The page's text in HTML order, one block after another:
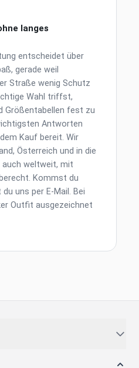
langes
entscheidet über
gerade weil
Straße wenig Schutz
Wahl triffst,
Größentabellen fest zu
Antworten
Kauf bereit. Wir
Österreich und in die
auch weltweit, mit
Kommst du
uns per E-Mail. Bei
Outfit ausgezeichnet